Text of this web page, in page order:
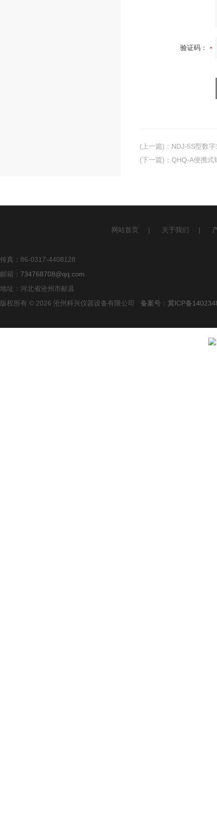
验证码：
(上一篇) ： NDJ-5S型数
(下一篇) ： QHQ-A便携式
网站首页 | 关于我们 |
传真：86-0317-4408128
邮箱： 734768708@qq.com
地址：河北省沧州市献县
版权所有 © 2026 沧州科兴仪器设备有限公司 备案号：冀ICP备